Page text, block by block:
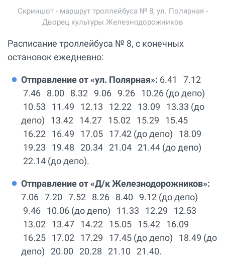
Скриншот - маршрут троллейбуса № 8, ул. Полярная -
Дворец культуры Железнодорожников
Расписание троллейбуса № 8, с конечных
остановокежедневно:
Отправление от «ул. Полярная»: 6.41 7.12
7.46 8.00 8.32 9.06 9.26 10.26 (до депо)
10.53 11.49 12.13 12.22 13.09 13.33 (до
депо) 13.42 14.27 15.02 15.29 15.45
16.22 16.49 17.05 17.42 (до депо) 18.09
19.23 19.48 20.34 21.04 21.44 (до депо)
22.14 (до депо).
Отправление от «Д/к Железнодорожников»:
7.06 7.20 7.52 8.26 8.40 9.12 (до депо)
9.46 10.06 (до депо) 11.33 12.29 12.53
13.02 13.47 14.22 15.05 15.42 16.09
16.25 17.02 17.29 17.45 (до депо) 18.49 (до
депо) 20.00 20.28 21.10 21.40.